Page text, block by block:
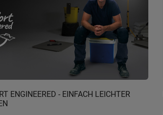
ENGINEERED - EINFACH LEICHTER